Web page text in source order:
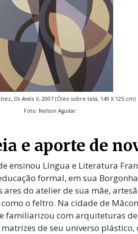
Os Anéis II, 2007 (Óleo sobre tela, 149 X 125 cm)
Foto: Nelson Aguilar.
e aporte de
ensinou Língua e Literatura
formal, em sua
do atelier de sua mãe,
o feltro. Na cidade de
familiarizou com arquiteturas
de seu universo plástico,